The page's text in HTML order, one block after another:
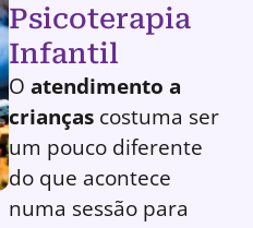
Psicoterapia
Infantil
O atendimento a
crianças costuma ser
um pouco diferente
do que acontece
numa sessão para